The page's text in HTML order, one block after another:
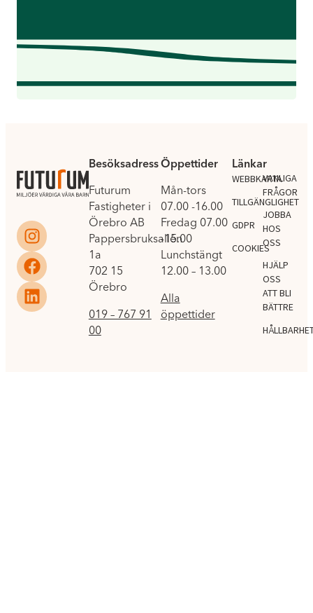
Besöksadress
Futurum
Fastigheter i
Örebro AB
Pappersbruksallén
1a
702 15
Örebro
019 – 767 91
00
Öppettider
Mån-tors
07.00 -16.00
Fredag 07.00
-15.00
Lunchstängt
12.00 – 13.00
Alla
öppettider
Länkar
WEBBKARTA
TILLGÄNGLIGHET
GDPR
COOKIES
.
VANLIGA
FRÅGOR
JOBBA
HOS
OSS
HJÄLP
OSS
ATT BLI
BÄTTRE